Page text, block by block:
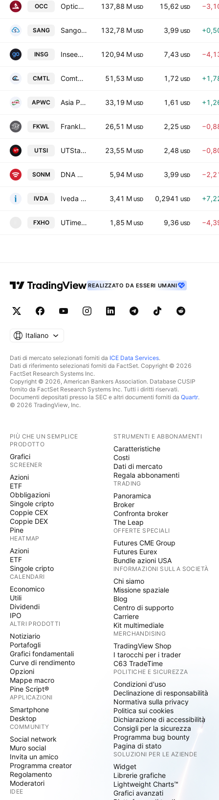
OCC Optical Cable Corporation 137,88 M USD 15,62 USD
SANG Sangoma Technologies Corporation 132,78 M USD 3,99 USD
INSG Inseego Corp. 120,94 M USD 7,43 USD
CMTL Comtech Telecommunications Corp. 51,53 M USD 1,72 USD
APWC Asia Pacific Wire & Cable Corp. 33,19 M USD 1,61 USD
FKWL Franklin Wireless Corp. 26,51 M USD 2,25 USD
UTSI UTStarcom Holdings Corp. 23,55 M USD 2,48 USD
SONM DNA X, Inc. 5,94 M USD 3,99 USD
IVDA Iveda Solutions, Inc. 3,41 M USD 0,2941 USD
FXHO UTime Limited Class A 1,85 M USD 9,36 USD
REALIZZATO DA ESSERI UMANI
Italiano
Dati di mercato selezionati forniti da ICE Data Services.
Dati di riferimento selezionati forniti da FactSet. Copyright © 2026
FactSet Research Systems Inc.
Copyright © 2026, American Bankers Association. Database CUSIP
fornito da FactSet Research Systems Inc. Tutti i diritti riservati.
Documenti depositati presso la SEC e altri documenti forniti da Quartr.
© 2026 TradingView, Inc.
PIÙ CHE UN SEMPLICE
PRODOTTO
Grafici
SCREENER
Azioni
ETF
Obbligazioni
Singole cripto
Coppie CEX
Coppie DEX
Pine
HEATMAP
Azioni
ETF
Singole cripto
CALENDARI
Economico
Utili
Dividendi
IPO
ALTRI PRODOTTI
Notiziario
Portafogli
Grafici fondamentali
Curve di rendimento
Opzioni
Mappe macro
Pine Script®
APPLICAZIONI
Smartphone
Desktop
COMMUNITY
Social network
Muro social
Invita un amico
Programma creator
Regolamento
Moderatori
IDEE
STRUMENTI E ABBONAMENTI
Caratteristiche
Costi
Dati di mercato
Regala abbonamenti
TRADING
Panoramica
Broker
Confronta broker
The Leap
OFFERTE SPECIALI
Futures CME Group
Futures Eurex
Bundle azioni USA
INFORMAZIONI SULLA SOCIETÀ
Chi siamo
Missione spaziale
Blog
Centro di supporto
Carriere
Kit multimediale
MERCHANDISING
TradingView Shop
I tarocchi per i trader
C63 TradeTime
POLITICHE E SICUREZZA
Condizioni d'uso
Declinazione di responsabilità
Normativa sulla privacy
Politica sui cookies
Dichiarazione di accessibilità
Consigli per la sicurezza
Programma bug bounty
Pagina di stato
SOLUZIONI PER LE AZIENDE
Widget
Librerie grafiche
Lightweight Charts™
Grafici avanzati